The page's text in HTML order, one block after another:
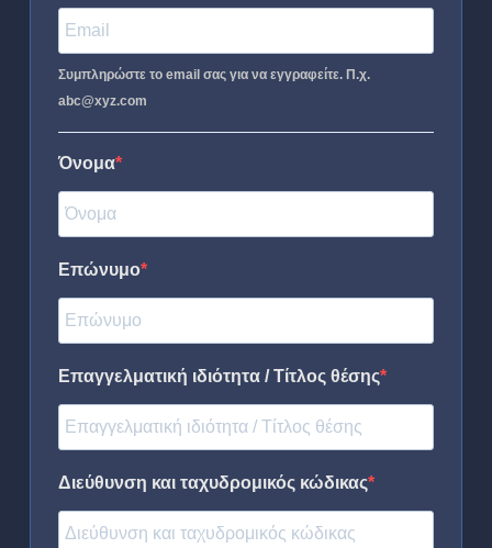
Συμπληρώστε το email σας για να εγγραφείτε. Π.χ.
abc@xyz.com
Όνομα
Επώνυμο
Επαγγελματική ιδιότητα / Τίτλος θέσης
Διεύθυνση και ταχυδρομικός κώδικας